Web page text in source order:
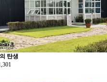
탄생